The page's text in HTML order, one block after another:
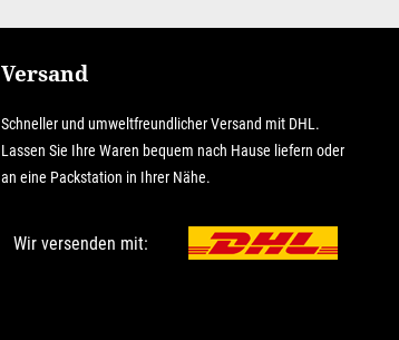
Versand
Schneller und umweltfreundlicher Versand mit DHL.
Lassen Sie Ihre Waren bequem nach Hause liefern oder
an eine Packstation in Ihrer Nähe.
Wir versenden mit: